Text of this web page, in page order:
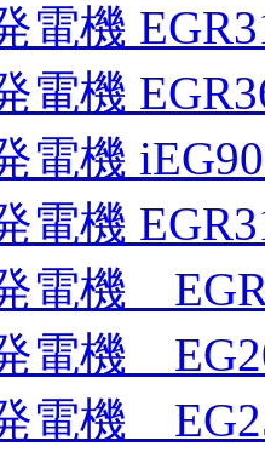
電機
電機
電機
電機
電機
電機
電機